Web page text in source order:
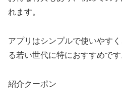
れます。
アプリはシンプルで使いやす
る若い世代に特におすすめです
紹介クーポン